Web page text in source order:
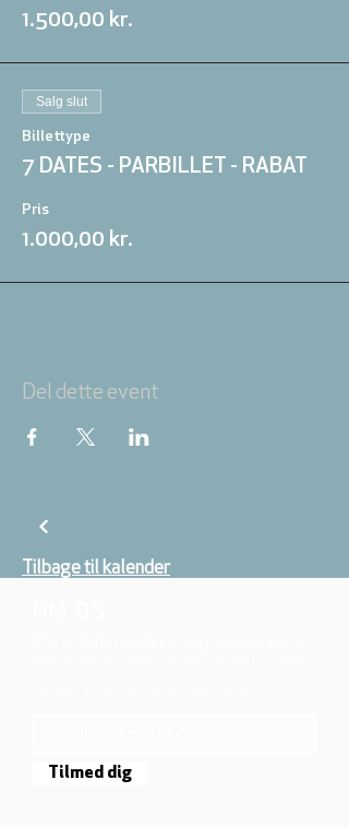
1.500,00 kr.
Salg slut
Billettype
7 DATES - PARBILLET - RABAT
Pris
1.000,00 kr.
Del dette event
Tilbage til kalender
Tilmed dig